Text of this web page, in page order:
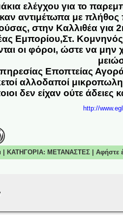
ελέγχου για το
αντιμέτωπα με
στην Καλλιθέα για
Εμπορίου,Στ.
οι φόροι, ώστε να μην
Εποπτείας
αλλοδαποί
δεν είχαν ούτε άδειες
http://
| ΚΑΤΗΓΟΡΙΑ: ΜΕΤΑΝΑΣΤΕΣ| Αφήστε